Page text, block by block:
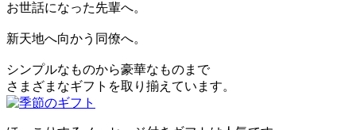
お世話になった先輩へ。
新天地へ向かう同僚へ。
シンプルなものから豪華なものまで
さまざまなギフトを取り揃えています。